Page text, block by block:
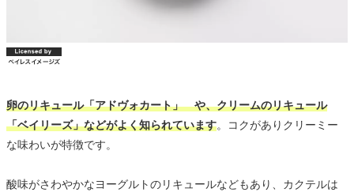
卵のリキュール「アドヴォカート」 や、クリームのリキュール
「ベイリーズ」などがよく知られています。コクがありクリーミー
な味わいが特徴です。
酸味がさわやかなヨーグルトのリキュールなどもあり、カクテルは